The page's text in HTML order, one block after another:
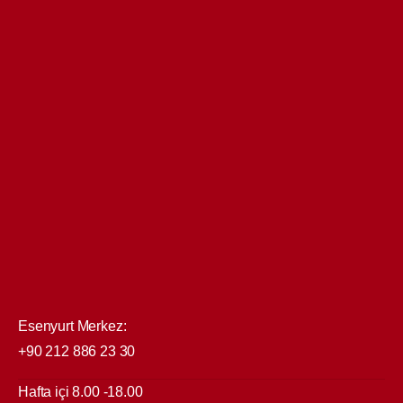
Esenyurt Merkez:
+90 212 886 23 30
Hafta içi 8.00 -18.00